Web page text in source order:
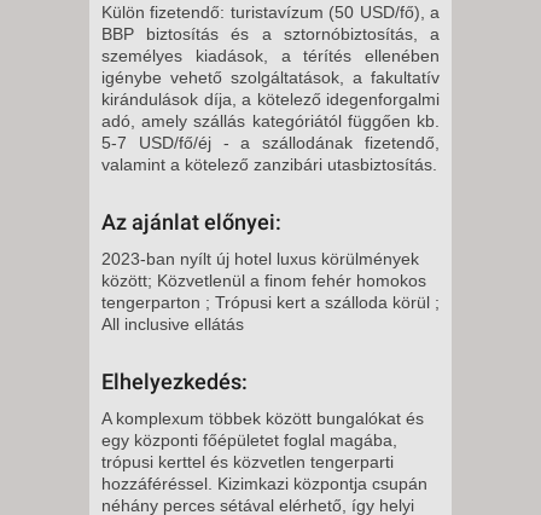
-
15 NAP / 14 ÉJSZAKA
2027. JANUÁR 24., VASÁRNAP
-
15 NAP / 14 ÉJSZAKA
2027. JANUÁR 24., VASÁRNAP
8 NAP / 7 ÉJSZAKA
2027. JANUÁR 31., VASÁRNAP
-
15 NAP / 14 ÉJSZAKA
-
8 NAP / 7 ÉJSZAKA
2027. FEBRUÁR 07.,
VASÁRNAP -
Külön fizetendő: turistavízum (50 USD/fő), a
BBP biztosítás és a sztornóbiztosítás, a
személyes kiadások, a térítés ellenében
igénybe vehető szolgáltatások, a fakultatív
kirándulások díja, a kötelező idegenforgalmi
adó, amely szállás kategóriától függően kb.
5-7 USD/fő/éj - a szállodának fizetendő,
valamint a kötelező zanzibári utasbiztosítás.
Az ajánlat előnyei:
2023-ban nyílt új hotel luxus körülmények
között; Közvetlenül a finom fehér homokos
tengerparton ; Trópusi kert a szálloda körül ;
All inclusive ellátás
Elhelyezkedés:
A komplexum többek között bungalókat és
egy központi főépületet foglal magába,
trópusi kerttel és közvetlen tengerparti
hozzáféréssel. Kizimkazi központja csupán
néhány perces sétával elérhető, így helyi